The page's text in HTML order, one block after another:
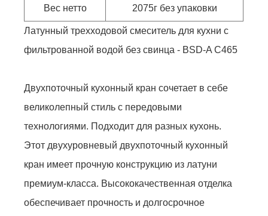
Вес нетто 2075г без упаковки
Латунный трехходовой смеситель для кухни с
фильтрованной водой без свинца - BSD-A C465
Двухпоточный кухонный кран сочетает в себе
великолепный стиль с передовыми
технологиями. Подходит для разных кухонь.
Этот двухуровневый двухпоточный кухонный
кран имеет прочную конструкцию из латуни
премиум-класса. Высококачественная отделка
обеспечивает прочность и долгосрочное